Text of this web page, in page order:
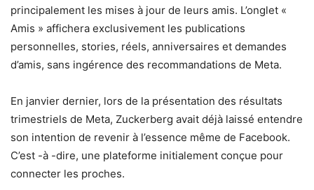
principalement les mises à jour de leurs amis. L’onglet «
Amis » affichera exclusivement les publications
personnelles, stories, réels, anniversaires et demandes
d’amis, sans ingérence des recommandations de Meta.
En janvier dernier, lors de la présentation des résultats
trimestriels de Meta, Zuckerberg avait déjà laissé entendre
son intention de revenir à l’essence même de Facebook.
C’est -à -dire, une plateforme initialement conçue pour
connecter les proches.